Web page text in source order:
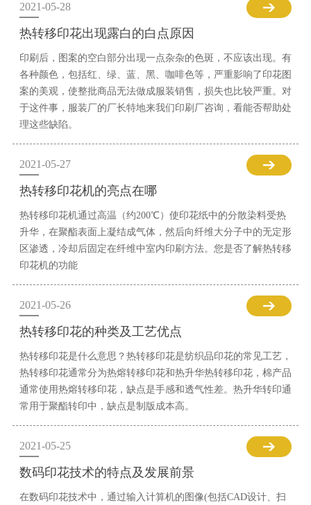
2021-05-28
热转移印花出现露白的白点原因
印刷后，图案的空白部分出现一点杂杂的色斑，不应该出现。有
各种颜色，包括红、绿、蓝、黑、咖啡色等，严重影响了印花图
案的美观，使整批商品无法做成服装销售，损失也比较严重。对
于这件事，服装厂的厂长特地来我们印刷厂咨询，看能否帮助处
理这些缺陷。
2021-05-27
热转移印花机的亮点在哪
热转移印花机通过高温（约200℃）使印花纸中的分散染料受热
升华，在聚酯表面上凝结成气体，然后向纤维大分子中的无定形
区渗透，冷却后固定在纤维中室内印刷方法。您是否了解热转移
印花机的功能
2021-05-26
热转移印花的种类及工艺优点
热转移印花是什么意思？热转移印花是纺织品印花的常见工艺，
热转移印花通常分为热熔转移印花和热升华热转移印花，棉产品
通常使用热熔转移印花，缺点是手感和透气性差。热升华转印通
常用于聚酯转印中，缺点是制版成本高。
2021-05-25
数码印花技术的特点及发展前景
在数码印花技术中，通过输入计算机的图像(包括CAD设计、扫